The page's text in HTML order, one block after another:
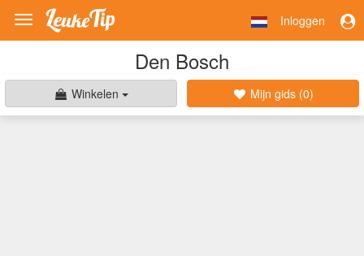
Toggle
navigation
Inloggen
Den Bosch
Winkelen Mijn gids (0)